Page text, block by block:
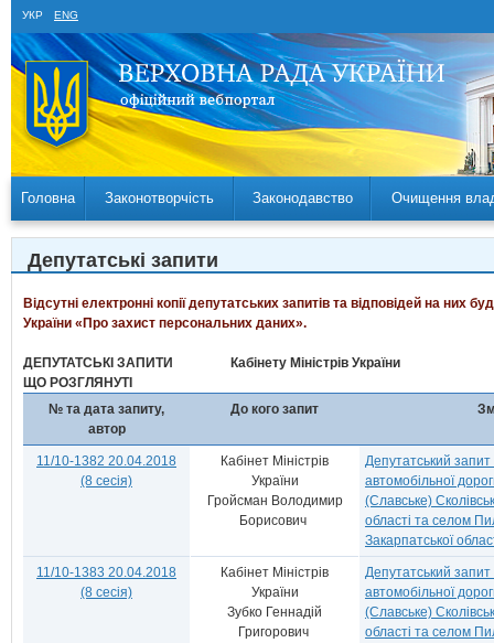
УКР ENG
Головна Законотворчість Законодавство Очищення
Депутатські запити
Відсутні електронні копії депутатських запитів та відповідей на
України «Про захист персональних даних».
ДЕПУТАТСЬКІ ЗАПИТИ
ЩО РОЗГЛЯНУТІ
Кабінету Міністрів України
№ та дата запиту,
автор
До кого запит
11/10-1382 20.04.2018
(8 сесія)
Кабінет Міністрів
України
Гройсман Володимир
Борисович
Депутатський
автомобільної
(Славське)
області та селом
Закарпатської
11/10-1383 20.04.2018
(8 сесія)
Кабінет Міністрів
України
Зубко Геннадій
Григорович
Депутатський
автомобільної
(Славське)
області та селом